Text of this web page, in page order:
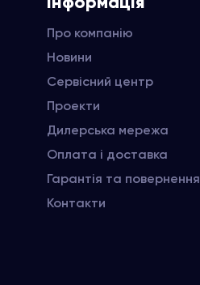
Про компанію
Новини
Сервісний центр
Проекти
Дилерська мережа
Оплата і доставка
Гарантія та повернення
Контакти